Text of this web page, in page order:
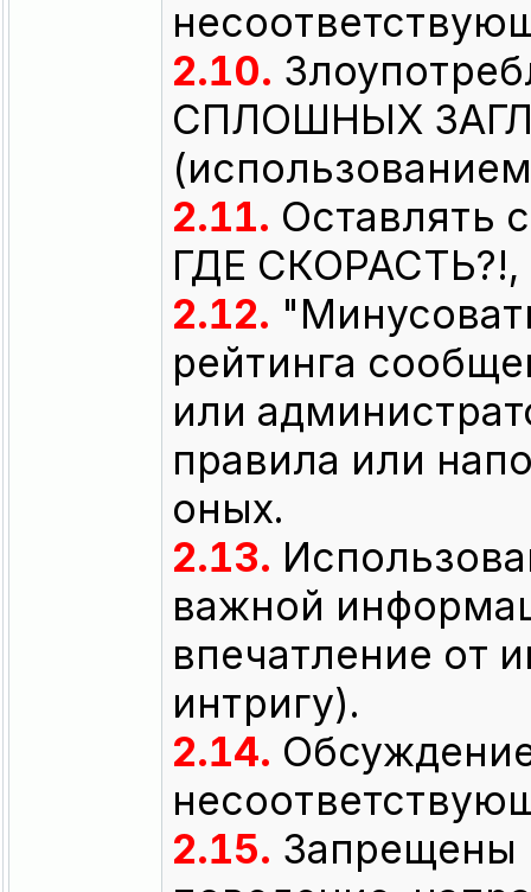
2.10.
СПЛОШНЫХ
2.11. Оставлять
ГДЕ
2.12.
рейтинга
или
правила или
оных.
2.13.
важной
впечатление от
интригу).
2.14.
2.15. Запрещены